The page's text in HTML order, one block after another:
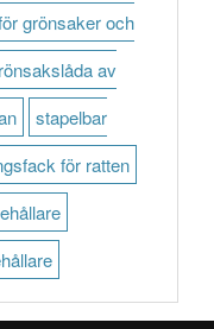
grönsaker och
av
stapelbar
för ratten